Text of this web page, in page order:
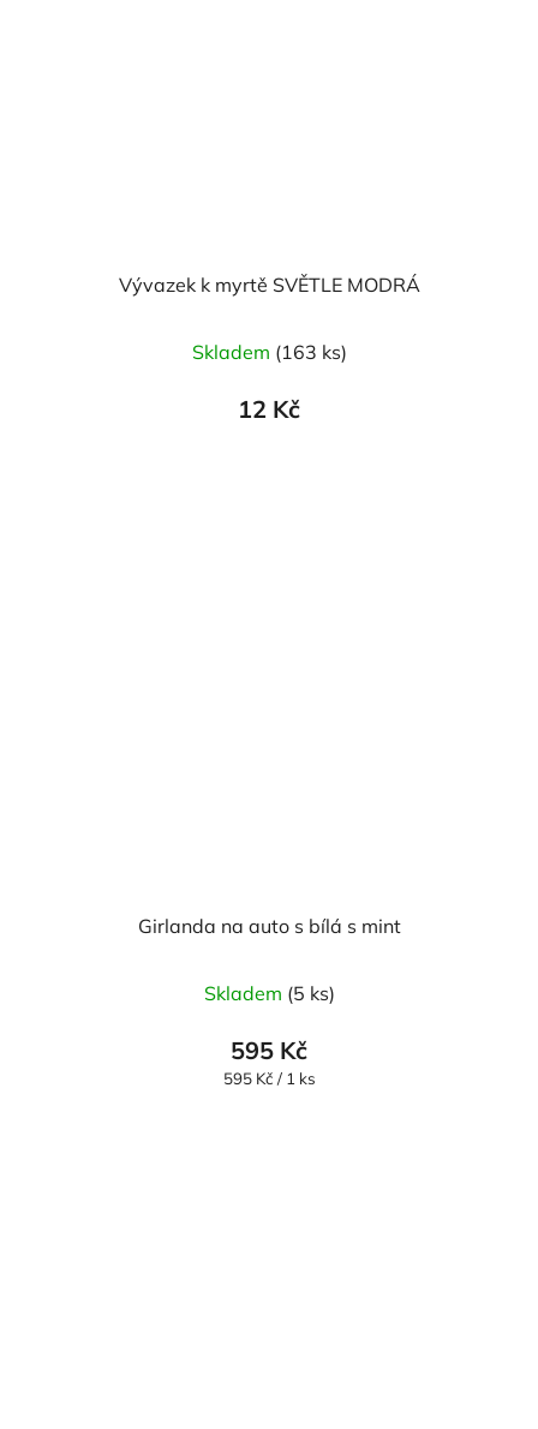
Vývazek k myrtě SVĚTLE MODRÁ
Skladem (163 ks)
12 Kč
Girlanda na auto s bílá s mint
Skladem (5 ks)
595 Kč
Měrná
595 Kč / 1 ks